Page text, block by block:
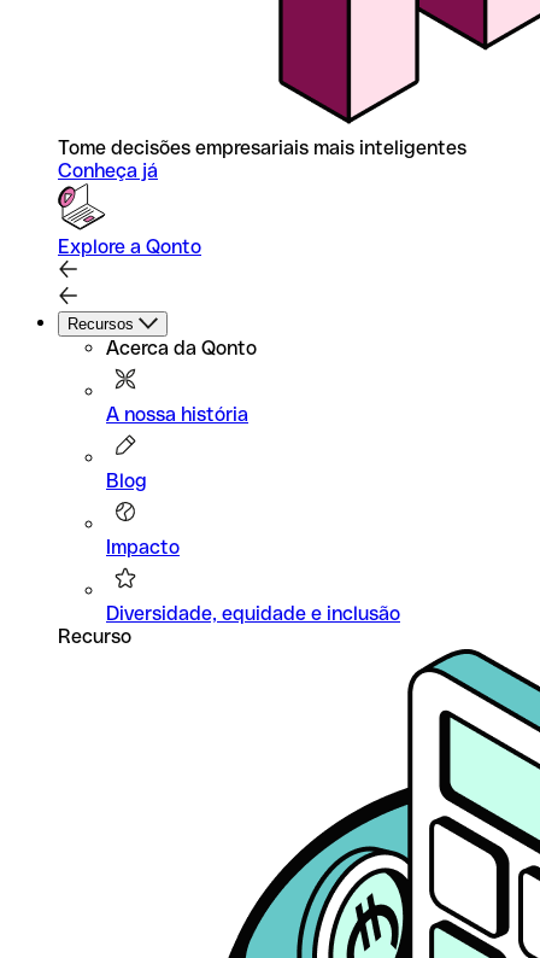
Tome decisões empresariais mais inteligentes
Conheça já
Explore a Qonto
Recursos
Acerca da Qonto
A nossa história
Blog
Impacto
Diversidade, equidade e inclusão
Recurso